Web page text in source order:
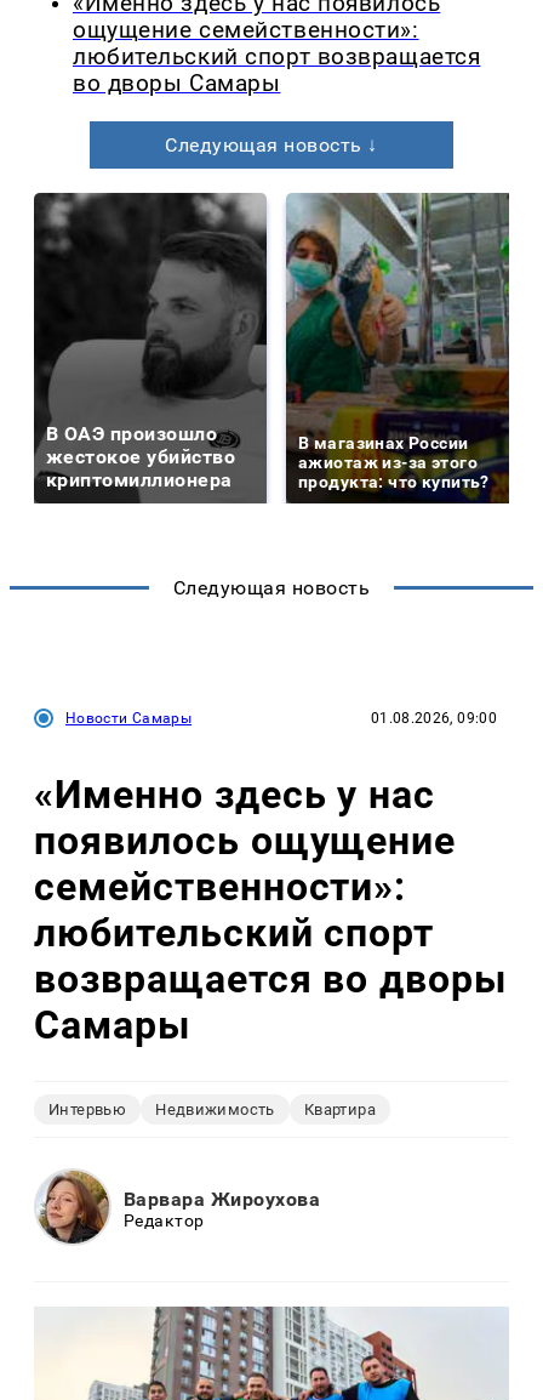
ощущение семейственности»:
любительский спорт возвращается
во дворы Самары
Следующая новость ↓
В ОАЭ произошло
жестокое убийство
криптомиллионера
В магазинах России
ажиотаж из-за этого
продукта: что купить?
Следующая новость
Новости Самары 01.08.2026, 09:00
«Именно здесь у нас
появилось ощущение
семейственности»:
любительский спорт
возвращается во дворы
Самары
Интервью Недвижимость Квартира
Варвара Жироухова
Редактор